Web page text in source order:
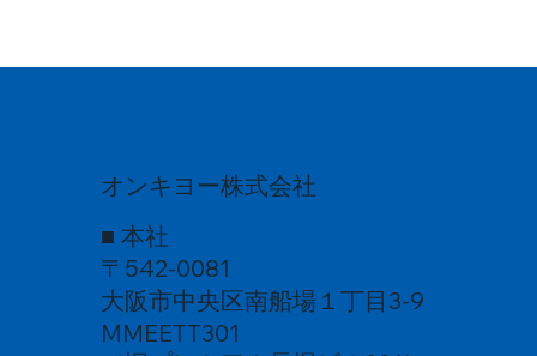
オンキヨー株式会社
■ 本社
〒542-0081
大阪市中央区南船場１丁目3-9
MMEETT301